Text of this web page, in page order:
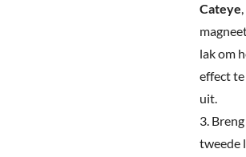
Cateye
lak om
effect
uit.
3.
tweede